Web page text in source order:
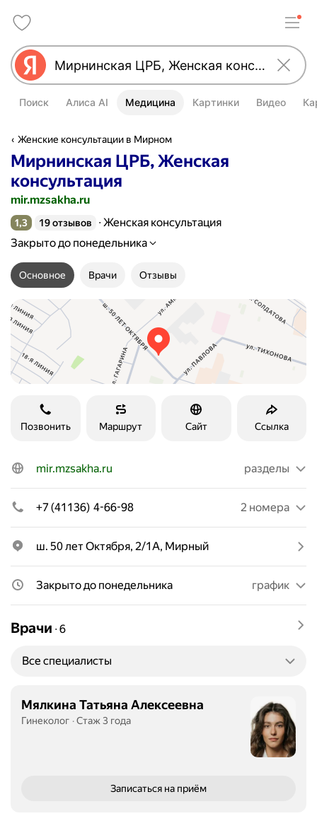
Поиск Алиса AI Медицина Картинки Видео
Женские консультации в Мирном
Мирнинская ЦРБ, Женская
консультация
mir.mzsakha.ru
Рейтинг 1,3 из 5
1,3 19 отзывов
Женская консультация
Закрыто до понедельника
Основное Врачи Отзывы
Позвонить Маршрут Сайт Ссылка
mir.mzsakha.ru разделы
+7 (41136) 4-66-98 2 номера
ш. 50 лет Октября, 2/1А, Мирный
Закрыто до понедельника график
Врачи ∙ 6
Все специалисты
Мялкина Татьяна Алексеевна
Гинеколог Стаж 3 года
Записаться на приём